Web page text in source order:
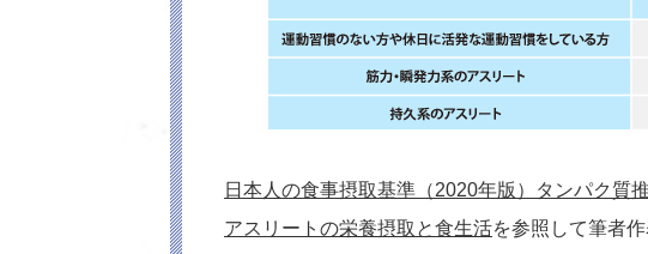
日本人の食事摂取基準（2020年版）タンパク質
アスリートの栄養摂取と食生活を参照して筆者